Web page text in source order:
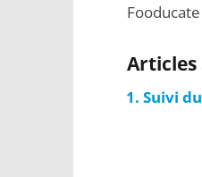
Fooducate
Articles
Suivi